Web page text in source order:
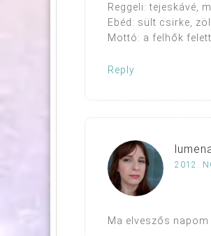
Reggeli: tejeskávé,
Ebéd: sült csirke,
Mottó: a felhők
Reply
2012.
Ma elveszős